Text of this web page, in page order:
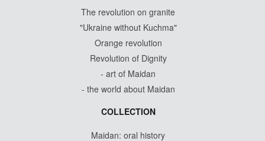
The revolution on granite
"Ukraine without Kuchma"
Orange revolution
Revolution of Dignity
- art of Maidan
- the world about Maidan
COLLECTION
Maidan: oral history